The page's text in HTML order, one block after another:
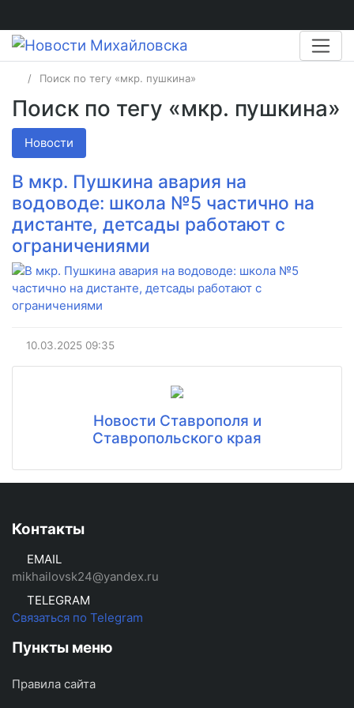
Поиск по тегу «мкр. пушкина»
Поиск по тегу «мкр. пушкина»
Новости
В мкр. Пушкина авария на
водоводе: школа №5 частично на
дистанте, детсады работают с
ограничениями
10.03.2025 09:35
Новости Ставрополя и
Ставропольского края
Контакты
EMAIL
mikhailovsk24@yandex.ru
TELEGRAM
Связаться по Telegram
Пункты меню
Правила сайта